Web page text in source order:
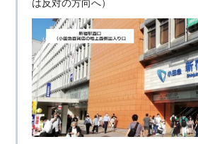
は反対の方向へ）